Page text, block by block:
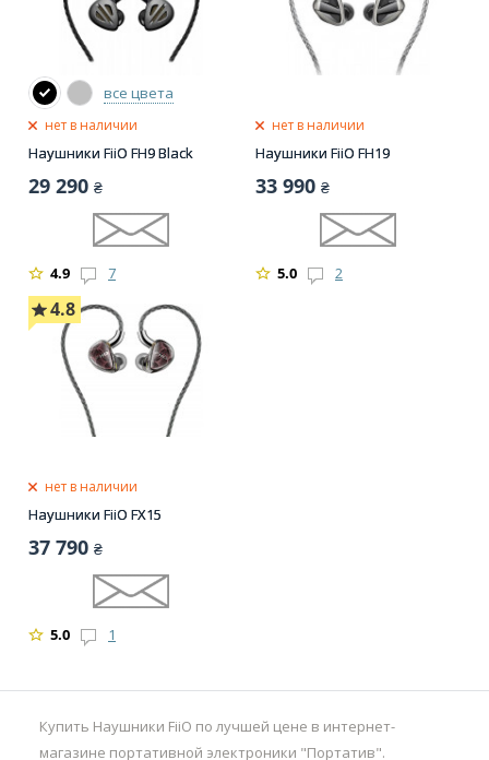
все цвета
нет в наличии
Наушники FiiO FH9 Black
29 290 ₴
4.9 7
нет в наличии
Наушники FiiO FH19
33 990 ₴
5.0 2
4.8
нет в наличии
Наушники FiiO FX15
37 790 ₴
5.0 1
Купить Наушники FiiO по лучшей цене в интернет-
магазине портативной электроники "Портатив".